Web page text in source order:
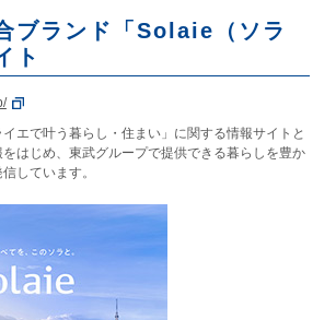
ブランド「Solaie（ソラ
ト
イエで叶う暮らし・住まい」に関する情報サイトと
はじめ、東武グループで提供できる暮らしを豊か
しています。